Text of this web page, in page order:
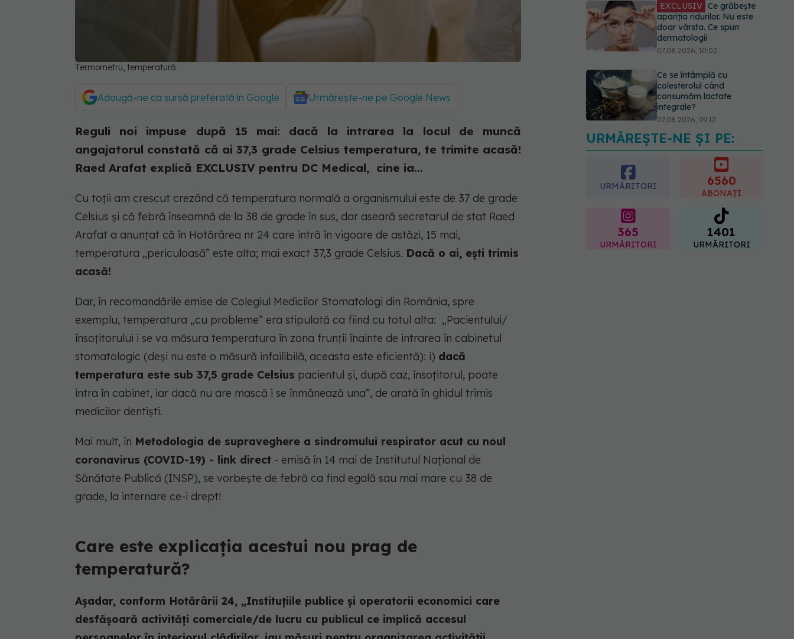
Termometru, temperatură
Adaugă-ne ca sursă preferată în Google Urmărește-ne pe Google News
Reguli noi impuse după 15 mai: dacă la intrarea la locul de muncă
angajatorul constată că ai 37,3 grade Celsius temperatura, te trimite acasă!
Raed Arafat explică EXCLUSIV pentru DC Medical, cine ia...
Cu toții am crescut crezând că temperatura normală a organismului este de 37 de grade
Celsius și că febră înseamnă de la 38 de grade în sus, dar aseară secretarul de stat Raed
Arafat a anunțat că în Hotărârea nr 24 care intră în vigoare de astăzi, 15 mai,
temperatura „periculoasă” este alta; mai exact 37,3 grade Celsius. Dacă o ai, ești trimis
acasă!
Dar, în recomandările emise de Colegiul Medicilor Stomatologi din România, spre
exemplu, temperatura „cu probleme” era stipulată ca fiind cu totul alta: „Pacientului/
însoțitorului i se va măsura temperatura în zona frunții înainte de intrarea în cabinetul
stomatologic (deși nu este o măsură infailibilă, aceasta este eficientă): i) dacă
temperatura este sub 37,5 grade Celsius pacientul și, după caz, însoțitorul, poate
intra în cabinet, iar dacă nu are mască i se înmânează una”, de arată în ghidul trimis
medicilor dentiști.
Mai mult, în Metodologia de supraveghere a sindromului respirator acut cu noul
coronavirus (COVID-19) - link direct - emisă în 14 mai de Institutul Național de
Sănătate Publică (INSP), se vorbește de febră ca find egală sau mai mare cu 38 de
grade, la internare ce-i drept!
Care este explicația acestui nou prag de
temperatură?
Așadar, conform Hotărârii 24, „Instituțiile publice și operatorii economici care
desfășoară activități comerciale/de lucru cu publicul ce implică accesul
EXCLUSIV Ce grăbește
apariția ridurilor. Nu este
doar vârsta. Ce spun
dermatologii
07.08.2026, 10:02
Ce se întâmplă cu
colesterolul când
consumăm lactate
integrale?
07.08.2026, 09:12
Greșeala care îți crește
tensiunea arterială. Nu
este doar sarea din solniță
07.08.2026, 12:14
URMĂREȘTE-NE ȘI PE:
URMĂRITORI 6560
ABONAȚI
365
URMĂRITORI
1401
URMĂRITORI